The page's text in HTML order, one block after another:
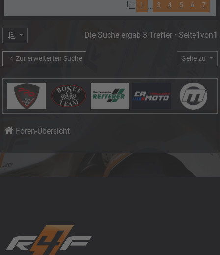
1 … 3 4 5 6 7
Die Suche ergab 3 Treffer • Seite1von1
Zur erweiterten Suche Gehe zu
Foren-Übersicht